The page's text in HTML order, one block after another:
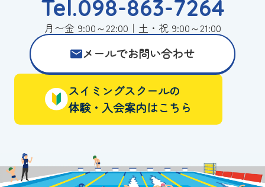
Tel.098-863-7264
月〜金 9:00～22:00｜土・祝 9:00～21:00
メールでお問い合わせ
スイミングスクールの
体験・入会案内はこちら